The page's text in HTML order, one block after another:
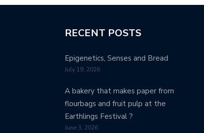
RECENT POSTS
Epigenetics, Senses and Bread
July 19, 2026
A bakery that makes paper from
flourbags and fruit pulp at the
Earthlings Festival ?
June 3, 2026